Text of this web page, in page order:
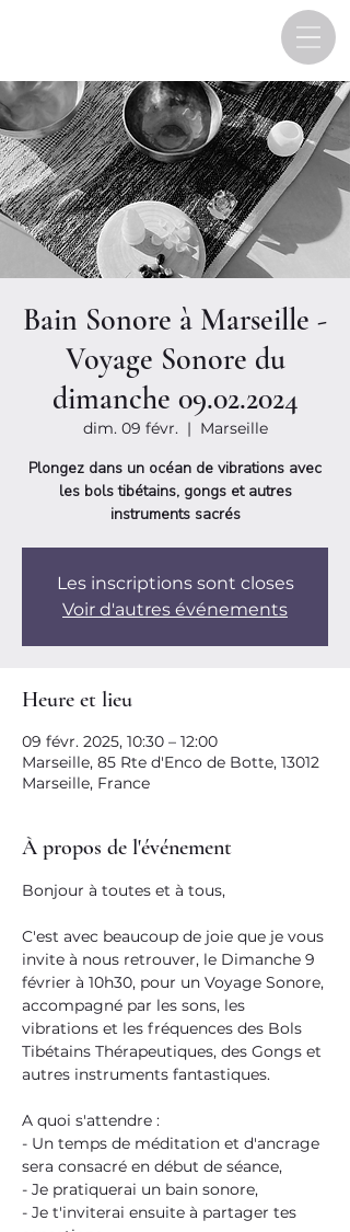
Bain Sonore à Marseille -
Voyage Sonore du
dimanche 09.02.2024
dim. 09 févr.
  |
Marseille
Plongez dans un océan de vibrations avec
les bols tibétains, gongs et autres
instruments sacrés
Les inscriptions sont closes
Voir d'autres événements
Heure et lieu
09 févr. 2025, 10:30 – 12:00
Marseille, 85 Rte d'Enco de Botte, 13012
Marseille, France
À propos de l'événement
Bonjour à toutes et à tous,
C'est avec beaucoup de joie que je vous
invite à nous retrouver, le Dimanche 9
février à 10h30, pour un Voyage Sonore,
accompagné par les sons, les
vibrations et les fréquences des Bols
Tibétains Thérapeutiques, des Gongs et
autres instruments fantastiques.
A quoi s'attendre :
- Un temps de méditation et d'ancrage
sera consacré en début de séance,
- Je pratiquerai un bain sonore,
- Je t'inviterai ensuite à partager tes